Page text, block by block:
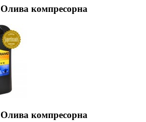
компресорна
компресорна